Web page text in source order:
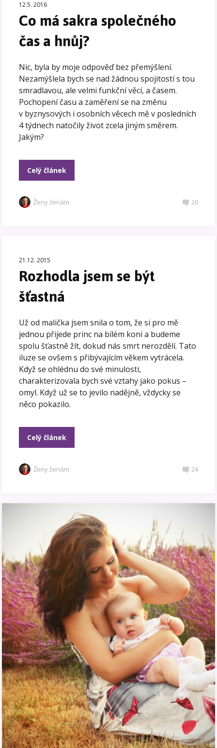
12.5. 2016
Co má sakra společného
čas a hnůj?
Nic, byla by moje odpověď bez přemýšlení.
Nezamýšlela bych se nad žádnou spojitostí s tou
smradlavou, ale velmi funkční věcí, a časem.
Pochopení času a zaměření se na změnu
v byznysových i osobních věcech mě v posledních
4 týdnech natočily život zcela jiným směrem.
Jakým?
Celý článek
Ženy ženám 20
21.12. 2015
Rozhodla jsem se být
šťastná
Už od malička jsem snila o tom, že si pro mě
jednou přijede princ na bílém koni a budeme
spolu šťastně žít, dokud nás smrt nerozdělí. Tato
iluze se ovšem s přibývajícím věkem vytrácela.
Když se ohlédnu do své minulosti,
charakterizovala bych své vztahy jako pokus –
omyl. Když už se to jevilo nadějně, vždycky se
něco pokazilo.
Celý článek
Ženy ženám 24